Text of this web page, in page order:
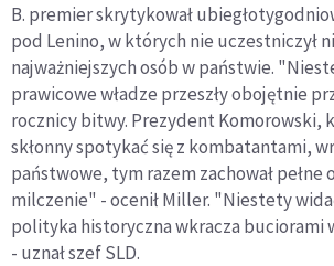
B. premier skrytykował
pod Lenino, w których nie uczestniczył
najważniejszych osób w państwie.
prawicowe władze przeszły obojętnie
rocznicy bitwy. Prezydent Komorowski,
skłonny spotykać się z kombatantami,
państwowe, tym razem zachował pełne
milczenie" - ocenił Miller. "Niestety
polityka historyczna wkracza buciorami
- uznał szef SLD.